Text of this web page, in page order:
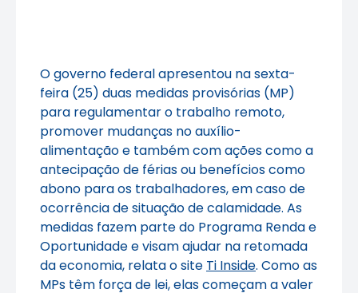
O governo federal apresentou na sexta-
feira (25) duas medidas provisórias (MP)
para regulamentar o trabalho remoto,
promover mudanças no auxílio-
alimentação e também com ações como a
antecipação de férias ou benefícios como
abono para os trabalhadores, em caso de
ocorrência de situação de calamidade. As
medidas fazem parte do Programa Renda e
Oportunidade e visam ajudar na retomada
da economia, relata o site Ti Inside. Como as
MPs têm força de lei, elas começam a valer